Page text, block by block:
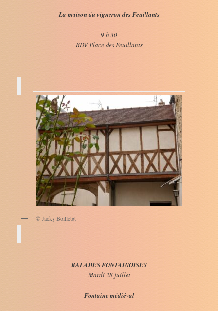
La maison du vigneron des Feuillants
9 h 30
RDV Place des Feuillants
© Jacky Boilletot
BALADES FONTAINOISES
Mardi 28 juillet
Fontaine médiéval